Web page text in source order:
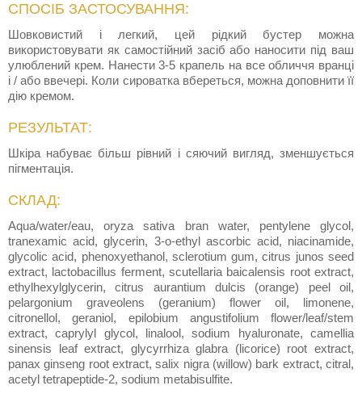
СПОСІБ ЗАСТОСУВАННЯ:
Шовковистий і легкий, цей рідкий бустер можна
використовувати як самостійний засіб або наносити під ваш
улюблений крем. Нанести 3-5 крапель на все обличчя вранці
і / або ввечері. Коли сироватка вбереться, можна доповнити її
дію кремом.
РЕЗУЛЬТАТ:
Шкіра набуває більш рівний і сяючий вигляд, зменшується
пігментація.
СКЛАД:
Aqua/water/eau, oryza sativa bran water, pentylene glycol,
tranexamic acid, glycerin, 3-o-ethyl ascorbic acid, niacinamide,
glycolic acid, phenoxyethanol, sclerotium gum, citrus junos seed
extract, lactobacillus ferment, scutellaria baicalensis root extract,
ethylhexylglycerin, citrus aurantium dulcis (orange) peel oil,
pelargonium graveolens (geranium) flower oil, limonene,
citronellol, geraniol, epilobium angustifolium flower/leaf/stem
extract, caprylyl glycol, linalool, sodium hyaluronate, camellia
sinensis leaf extract, glycyrrhiza glabra (licorice) root extract,
panax ginseng root extract, salix nigra (willow) bark extract, citral,
acetyl tetrapeptide-2, sodium metabisulfite.